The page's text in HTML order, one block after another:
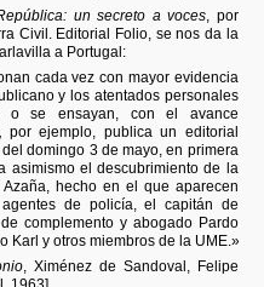
un secreto a voces, por
Civil. Editorial Folio, se nos da la
a Portugal:
cada vez con mayor evidencia
y los atentados personales
o se ensayan, con el avance
por ejemplo, publica un editorial
domingo 3 de mayo, en primera
asimismo el descubrimiento de la
hecho en el que aparecen
de policía, el capitán de
complemento y abogado Pardo
Karl y otros miembros de la UME.»
, Ximénez de Sandoval, Felipe